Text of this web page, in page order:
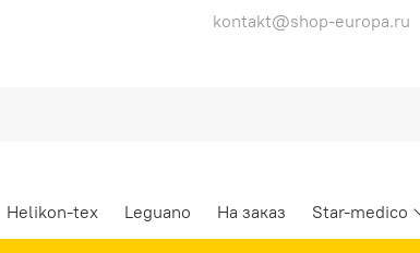
kontakt@shop-europa.ru
Helikon-tex Leguano На заказ Star-medico